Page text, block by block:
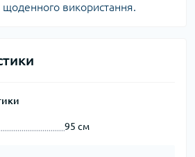
використання.
95 см